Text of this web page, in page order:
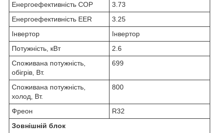
Енергоефективність COP
3.73
Енергоефективність EER
3.25
Інвертор
Інвертор
Потужність, кВт
2.6
Споживана потужність,
обігрів, Вт.
699
Споживана потужність,
холод, Вт.
800
Фреон
R32
Зовнішній блок